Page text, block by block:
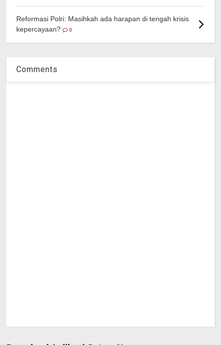
Reformasi Polri: Masihkah ada harapan di tengah krisis
kepercayaan?
0
Comments